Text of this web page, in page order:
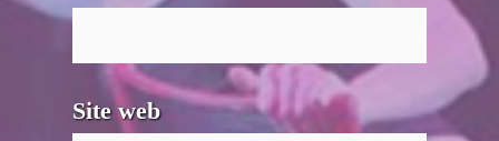
Site web